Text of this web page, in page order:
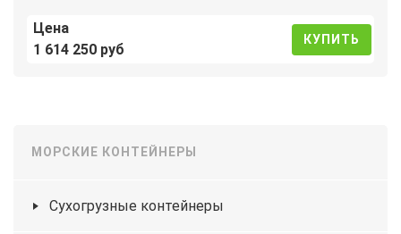
Цена
1 614 250 руб
КУПИТЬ
МОРСКИЕ КОНТЕЙНЕРЫ
Сухогрузные контейнеры